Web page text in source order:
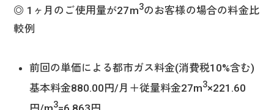
◎ 1ヶ月のご使用量が27m3のお客様の場合の料金比
較例
前回の単価による都市ガス料金(消費税10%含む)
基本料金880.00円/月＋従量料金27m3×221.60
3